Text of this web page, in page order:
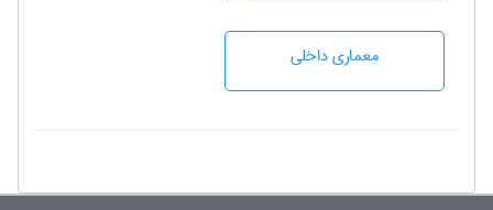
معماری داخلی